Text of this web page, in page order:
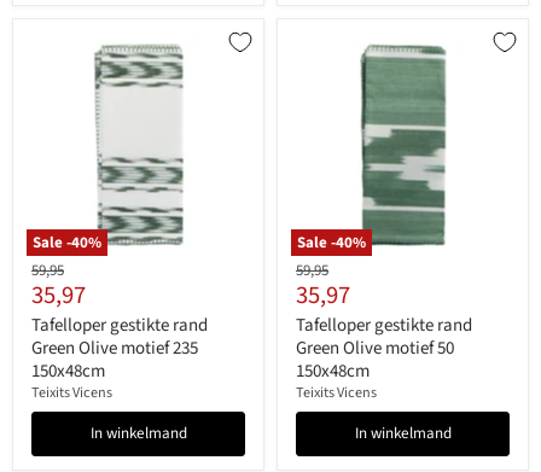
Sale -40%
Originele
prijs
59,95
Huidige
prijs
35,97
Tafelloper gestikte rand
Green Olive motief 235
150x48cm
Teixits Vicens
In winkelmand
Sale -40%
Originele
prijs
59,95
Huidige
prijs
35,97
Tafelloper gestikte rand
Green Olive motief 50
150x48cm
Teixits Vicens
In winkelmand